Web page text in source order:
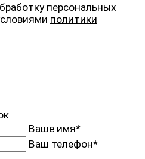
персональных
политики
Ваше имя*
Ваш телефон*